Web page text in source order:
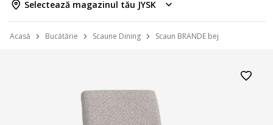
Selectează magazinul tău JYSK
Acasă Bucătărie Scaune Dining Scaun BRANDE bej